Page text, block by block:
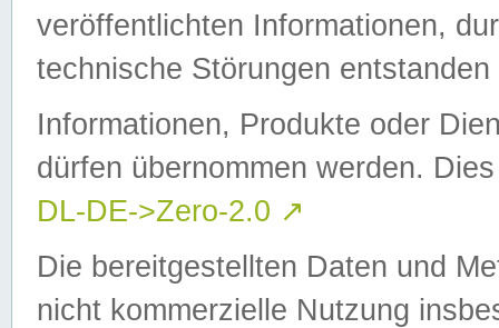
veröffentlichten Informationen,
technische Störungen
Informationen, Produkte oder
dürfen übernommen werden.
DL-DE->Zero-2.0 ↗
Die bereitgestellten Daten und
nicht kommerzielle Nutzung